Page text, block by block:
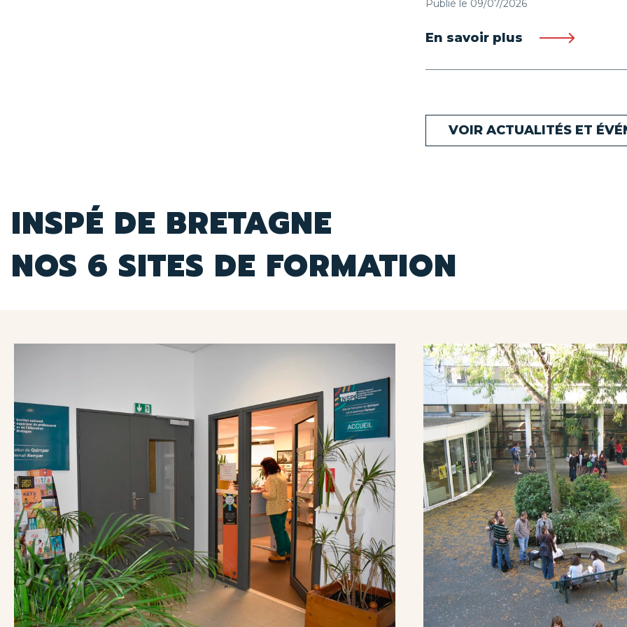
Publié le 09/07/2026
En savoir plus
VOIR ACTUALITÉS ET
INSPÉ DE BRETAGNE
NOS 6 SITES DE FORMATION